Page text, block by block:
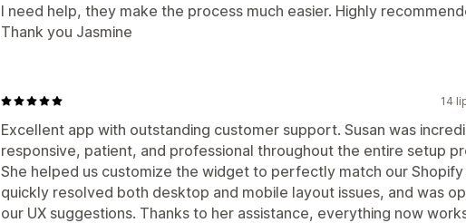
I need help, they make the process much easier. Highly
Thank you Jasmine
14
Excellent app with outstanding customer support. Susan was
responsive, patient, and professional throughout the entire setup
She helped us customize the widget to perfectly match our
quickly resolved both desktop and mobile layout issues, and was
our UX suggestions. Thanks to her assistance, everything now